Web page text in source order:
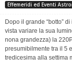
Effemeridi ed Eventi
Dopo il grande “botto”
vista variare la sua
nona grandezza) la
presumibilmente tra il 5
tredicesima alla settima